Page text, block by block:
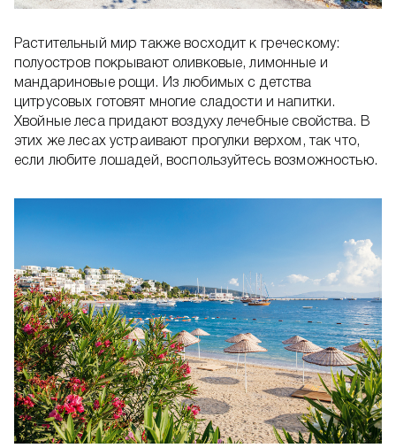
Растительный мир также восходит к греческому:
полуостров покрывают оливковые, лимонные и
мандариновые рощи. Из любимых с детства
цитрусовых готовят многие сладости и напитки.
Хвойные леса придают воздуху лечебные свойства. В
этих же лесах устраивают прогулки верхом, так что,
если любите лошадей, воспользуйтесь возможностью.